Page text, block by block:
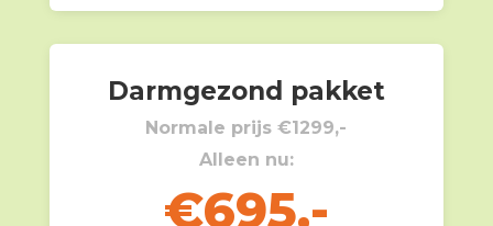
Darmgezond pakket
Normale prijs €1299,-
Alleen nu:
€695,-